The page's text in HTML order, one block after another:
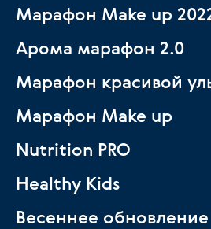
Марафон Make up
Арома марафон 2.0
Марафон красивой
Марафон Make up
Nutrition PRO
Healthy Kids
Весеннее обновление